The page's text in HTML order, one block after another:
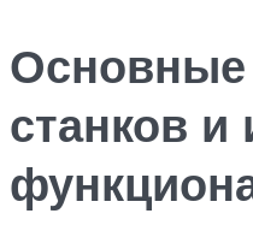
станков и